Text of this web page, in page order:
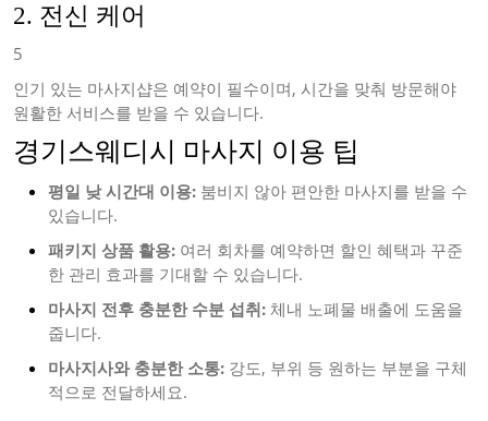
2. 전신 케어
5
인기 있는 마사지샵은 예약이 필수이며, 시간을 맞춰 방문해야
원활한 서비스를 받을 수 있습니다.
경기스웨디시 마사지 이용 팁
평일 낮 시간대 이용: 붐비지 않아 편안한 마사지를 받을 수
있습니다.
패키지 상품 활용: 여러 회차를 예약하면 할인 혜택과 꾸준
한 관리 효과를 기대할 수 있습니다.
마사지 전후 충분한 수분 섭취: 체내 노폐물 배출에 도움을
줍니다.
마사지사와 충분한 소통: 강도, 부위 등 원하는 부분을 구체
적으로 전달하세요.